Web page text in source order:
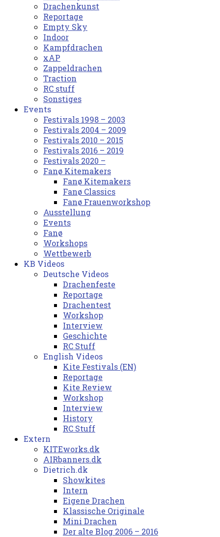
Drachenkunst
Reportage
Empty Sky
Indoor
Kampfdrachen
xAP
Zappeldrachen
Traction
RC stuff
Sonstiges
Events
Festivals 1998 – 2003
Festivals 2004 – 2009
Festivals 2010 – 2015
Festivals 2016 – 2019
Festivals 2020 –
Fanø Kitemakers
Fanø Kitemakers
Fanø Classics
Fanø Frauenworkshop
Ausstellung
Events
Fanø
Workshops
Wettbewerb
KB Videos
Deutsche Videos
Drachenfeste
Reportage
Drachentest
Workshop
Interview
Geschichte
RC Stuff
English Videos
Kite Festivals (EN)
Reportage
Kite Review
Workshop
Interview
History
RC Stuff
Extern
KITEworks.dk
AIRbanners.dk
Dietrich.dk
Showkites
Intern
Eigene Drachen
Klassische Originale
Mini Drachen
Der alte Blog 2006 – 2016